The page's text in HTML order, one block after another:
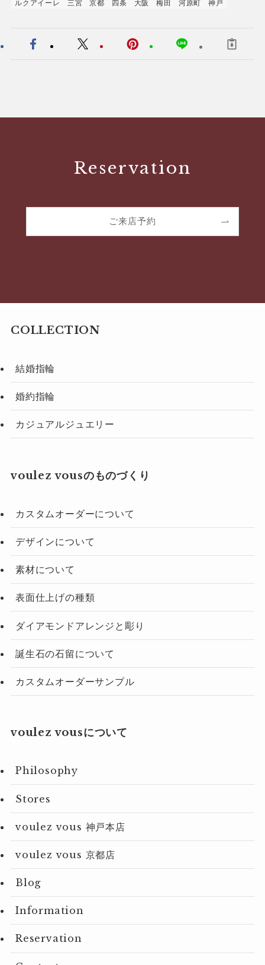
ルクアイーレ
三宮 京都 四条 大阪 梅田 河原町 神戸
Reservation
ご来店予約
COLLECTION
結婚指輪
婚約指輪
カジュアルジュエリー
voulez vousのものづくり
カスタムオーダーについて
デザインについて
素材について
表面仕上げの種類
ダイアモンドアレンジと彫り
誕生石の石留について
カスタムオーダーサンプル
voulez vousについて
Philosophy
Stores
voulez vous 神戸本店
voulez vous 京都店
Blog
Information
Reservation